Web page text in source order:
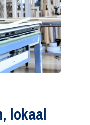
lokaal